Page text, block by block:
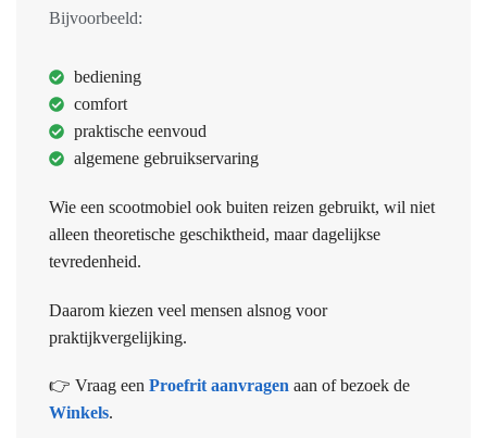
Bijvoorbeeld:
bediening
comfort
praktische eenvoud
algemene gebruikservaring
Wie een scootmobiel ook buiten reizen gebruikt, wil niet
alleen theoretische geschiktheid, maar dagelijkse
tevredenheid.
Daarom kiezen veel mensen alsnog voor
praktijkvergelijking.
👉 Vraag een Proefrit aanvragen aan of bezoek de
Winkels.